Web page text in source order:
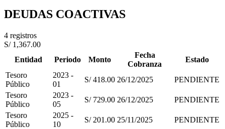
DEUDAS COACTIVAS
4 registros
S/ 1,367.00
Entidad
Periodo Monto
Fecha
Cobranza
Estado
Tesoro
Público
2023 -
01
S/ 418.00 26/12/2025
PENDIENTE
Tesoro
Público
2023 -
05
S/ 729.00 26/12/2025
PENDIENTE
Tesoro
Público
2025 -
10
S/ 201.00 25/11/2025
PENDIENTE